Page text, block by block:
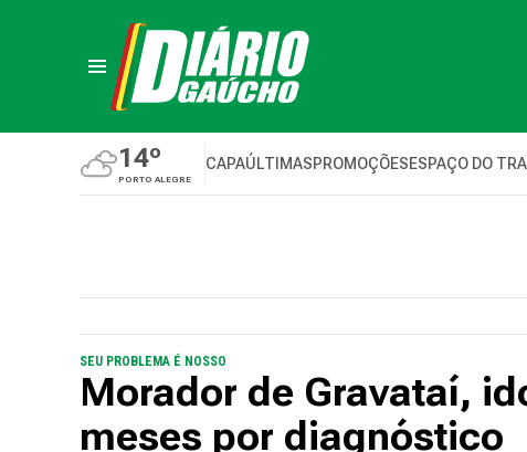
14º
PORTO ALEGRE
CAPAÚLTIMASPROMOÇÕESESPAÇO DO
SEU PROBLEMA É NOSSO
Morador de Gravataí,
meses por diagnóstico